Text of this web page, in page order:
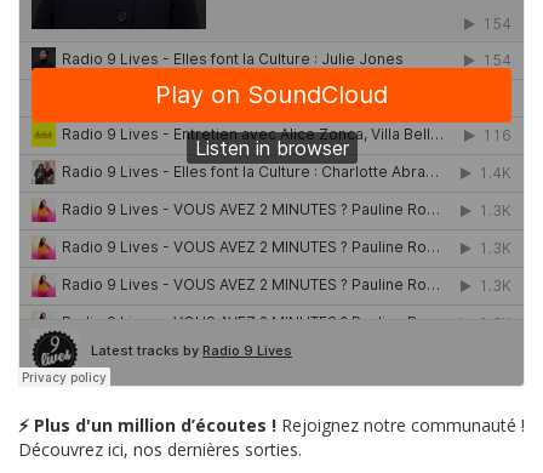
⚡ Plus d'un million d’écoutes ! Rejoignez notre communauté !
Découvrez ici, nos dernières sorties.